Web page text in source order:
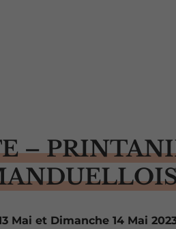
–
Mai et Dimanche 14 Mai